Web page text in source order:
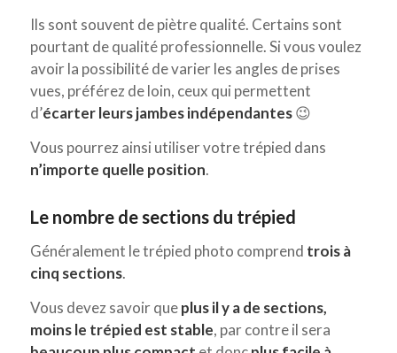
Ils sont souvent de piètre qualité. Certains sont
pourtant de qualité professionnelle. Si vous voulez
avoir la possibilité de varier les angles de prises
vues, préférez de loin, ceux qui permettent
d’écarter leurs jambes indépendantes😉
Vous pourrez ainsi utiliser votre trépied dans
n’importe quelle position.
Le nombre de sections du trépied
Généralement le trépied photo comprend trois à
cinq sections.
Vous devez savoir queplus il y a de sections,
moins le trépied est stable, par contre il sera